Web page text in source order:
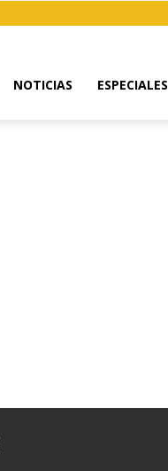
NOTICIAS ESPECIALES